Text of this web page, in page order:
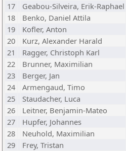
17
Geabou-Silveira, Erik-Raphael
18
Benko, Daniel Attila
19
Kofler, Anton
20
Kurz, Alexander Harald
21
Ragger, Christoph Karl
22
Brunner, Maximilian
23
Berger, Jan
24
Armengaud, Timo
25
Staudacher, Luca
26
Leitner, Benjamin-Mateo
27
Hupfer, Johannes
28
Neuhold, Maximilian
29
Frey, Tristan